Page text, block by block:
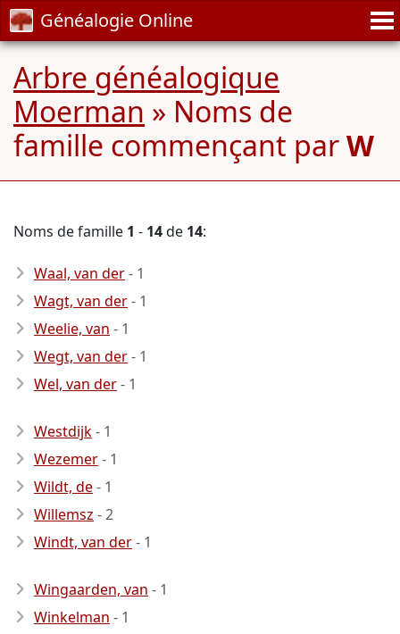
Généalogie Online
Arbre généalogique
Moerman » Noms de
famille commençant parW
Noms de famille 1 - 14de 14:
Waal, van der- 1
Wagt, van der- 1
Weelie, van - 1
Wegt, van der- 1
Wel, van der- 1
Westdijk- 1
Wezemer- 1
Wildt, de- 1
Willemsz - 2
Windt, van der- 1
Wingaarden, van - 1
Winkelman - 1